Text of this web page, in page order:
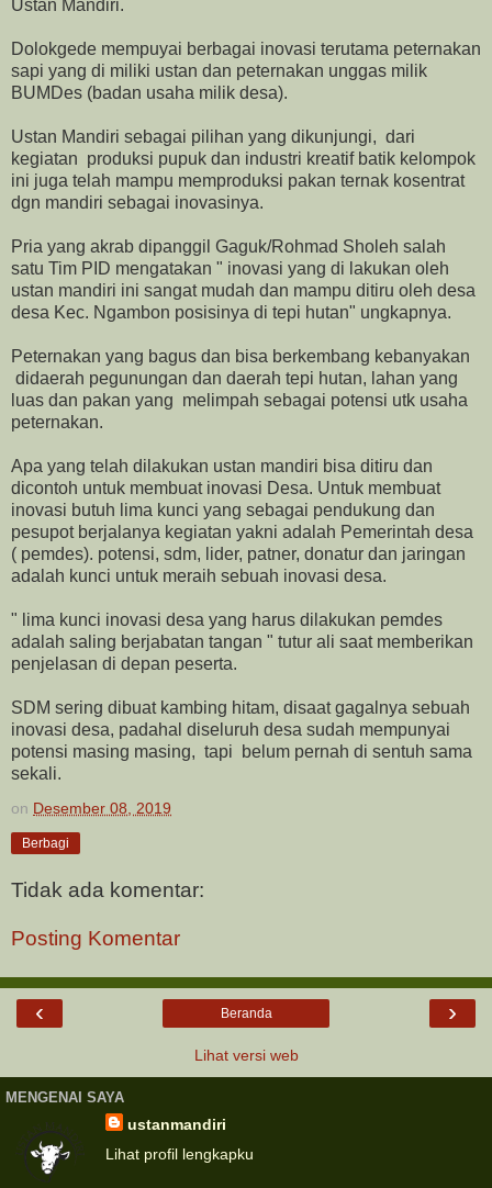
Ustan Mandiri.
Dolokgede mempuyai berbagai inovasi terutama peternakan
sapi yang di miliki ustan dan peternakan unggas milik
BUMDes (badan usaha milik desa).
Ustan Mandiri sebagai pilihan yang dikunjungi, dari
kegiatan produksi pupuk dan industri kreatif batik kelompok
ini juga telah mampu memproduksi pakan ternak kosentrat
dgn mandiri sebagai inovasinya.
Pria yang akrab dipanggil Gaguk/Rohmad Sholeh salah
satu Tim PID mengatakan " inovasi yang di lakukan oleh
ustan mandiri ini sangat mudah dan mampu ditiru oleh desa
desa Kec. Ngambon posisinya di tepi hutan" ungkapnya.
Peternakan yang bagus dan bisa berkembang kebanyakan
didaerah pegunungan dan daerah tepi hutan, lahan yang
luas dan pakan yang melimpah sebagai potensi utk usaha
peternakan.
Apa yang telah dilakukan ustan mandiri bisa ditiru dan
dicontoh untuk membuat inovasi Desa. Untuk membuat
inovasi butuh lima kunci yang sebagai pendukung dan
pesupot berjalanya kegiatan yakni adalah Pemerintah desa
( pemdes). potensi, sdm, lider, patner, donatur dan jaringan
adalah kunci untuk meraih sebuah inovasi desa.
" lima kunci inovasi desa yang harus dilakukan pemdes
adalah saling berjabatan tangan " tutur ali saat memberikan
penjelasan di depan peserta.
SDM sering dibuat kambing hitam, disaat gagalnya sebuah
inovasi desa, padahal diseluruh desa sudah mempunyai
potensi masing masing, tapi belum pernah di sentuh sama
sekali.
on Desember 08, 2019
Berbagi
Tidak ada komentar:
Posting Komentar
‹ ›
Beranda
Lihat versi web
MENGENAI SAYA
ustanmandiri
Lihat profil lengkapku